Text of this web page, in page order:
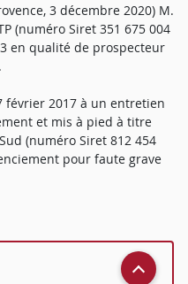
3 décembre 2020) M.
(numéro Siret 351 675 004
en qualité de prospecteur
février 2017 à un entretien
et mis à pied à titre
(numéro Siret 812 454
pour faute grave